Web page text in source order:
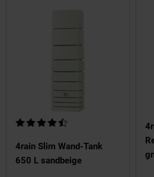
4rain Slim Wand-Tank
650 L sandbeige
Kundenbewertung: 4,62 von 5